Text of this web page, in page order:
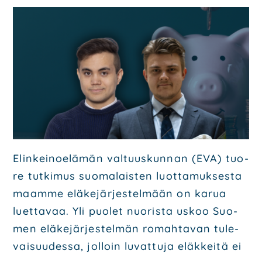
Poliit­ti­set saa­vu­tuk­set
Ota yhteyt­tä
Hal­li­tus
Ehdo­tuk­set
Päi­vi­tä jäsen­tie­to­si
Mate­ri­aa­li­pank­ki
Lii­ty mei­hin
Elin­kei­noe­lä­män val­tuus­kun­nan (EVA) tuo­
re tut­ki­mus suo­ma­lais­ten luot­ta­muk­ses­ta
maam­me elä­ke­jär­jes­tel­mään on karua
luet­ta­vaa. Yli puo­let nuo­ris­ta uskoo Suo­
men elä­ke­jär­jes­tel­män romah­ta­van tule­
vai­suu­des­sa, jol­loin luvat­tu­ja eläk­kei­tä ei